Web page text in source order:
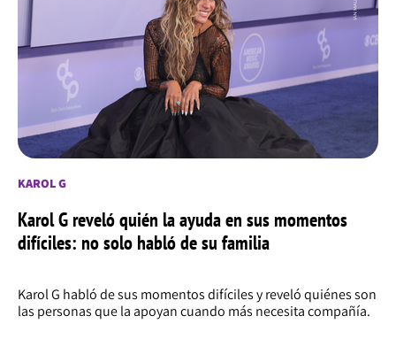
KAROL G
Karol G reveló quién la ayuda en sus momentos
difíciles: no solo habló de su familia
Karol G habló de sus momentos difíciles y reveló quiénes son
las personas que la apoyan cuando más necesita compañía.